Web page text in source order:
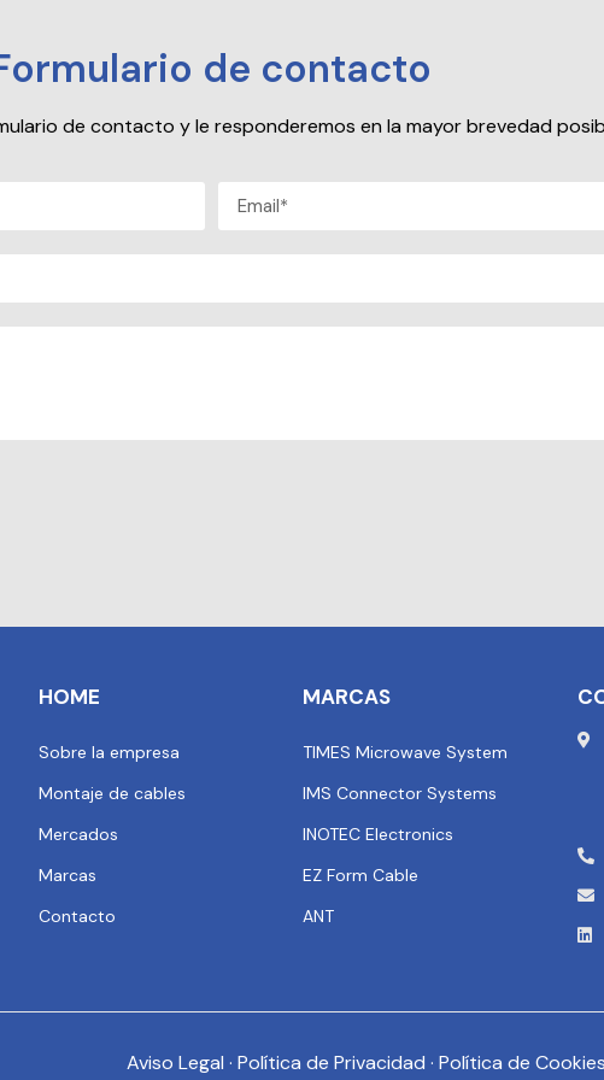
de contacto
de contacto y le responderemos en la mayor brevedad
HOME
Sobre la empresa
Montaje de cables
Mercados
Marcas
Contacto
MARCAS
TIMES Microwave System
IMS Connector Systems
INOTEC Electronics
EZ Form Cable
ANT
Aviso Legal · Política de Privacidad · Política de